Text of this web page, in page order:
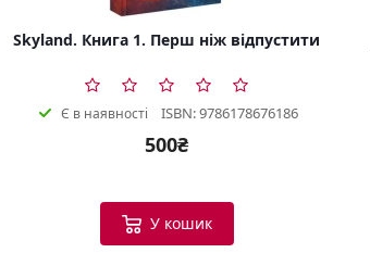
Skyland. Книга 1. Перш ніж відпустити
Є в наявності ISBN: 9786178676186
500₴
У кошик